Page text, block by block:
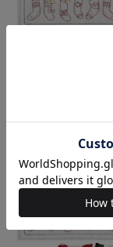
刺し子 クリスマ